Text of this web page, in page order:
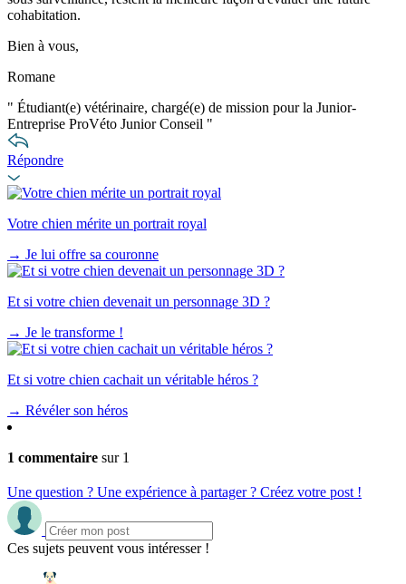
cohabitation.
Bien à vous,
Romane
" Étudiant(e) vétérinaire, chargé(e) de mission pour la Junior-
Entreprise ProVéto Junior Conseil "
Répondre
Votre chien mérite un portrait royal
→ Je lui offre sa couronne
Et si votre chien devenait un personnage 3D ?
→ Je le transforme !
Et si votre chien cachait un véritable héros ?
→ Révéler son héros
1 commentaire sur 1
Une question ? Une expérience à partager ? Créez votre post !
Ces sujets peuvent vous intéresser !